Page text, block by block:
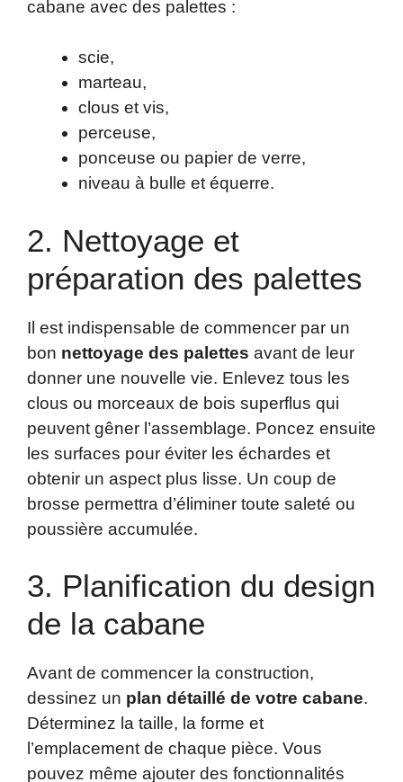
cabane avec des palettes :
scie,
marteau,
clous et vis,
perceuse,
ponceuse ou papier de verre,
niveau à bulle et équerre.
2. Nettoyage et
préparation des palettes
Il est indispensable de commencer par un
bon nettoyage des palettes avant de leur
donner une nouvelle vie. Enlevez tous les
clous ou morceaux de bois superflus qui
peuvent gêner l’assemblage. Poncez ensuite
les surfaces pour éviter les échardes et
obtenir un aspect plus lisse. Un coup de
brosse permettra d’éliminer toute saleté ou
poussière accumulée.
3. Planification du design
de la cabane
Avant de commencer la construction,
dessinez un plan détaillé de votre cabane.
Déterminez la taille, la forme et
l’emplacement de chaque pièce. Vous
pouvez même ajouter des fonctionnalités